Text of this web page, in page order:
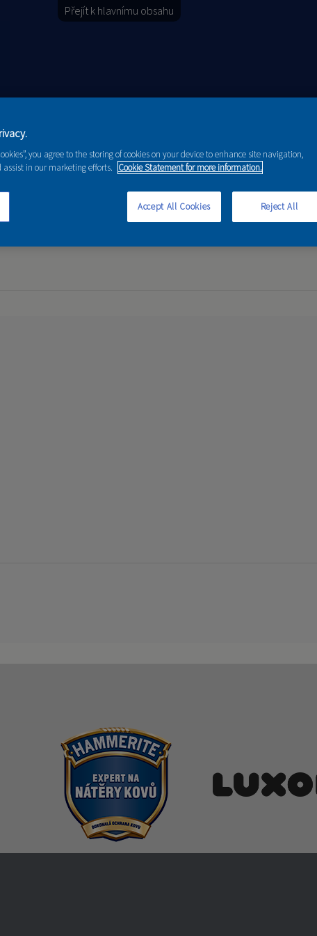
Přejít k hlavnímu obsahu
PORADENSTVÍ
you agree to the storing of cookies on your device to enhance site navigation,
assist in our marketing efforts. Cookie Statement for more information.
Reject All
Accept All Cookies